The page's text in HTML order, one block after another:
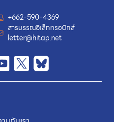
+662-590-4369
สารบรรณอิเล็กทรอนิกส์
letter@hitap.net